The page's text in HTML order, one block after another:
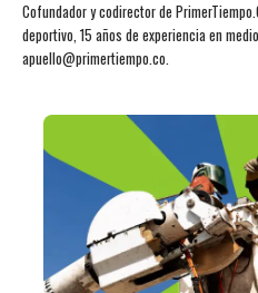
Cofundador y codirector de
deportivo, 15 años de experiencia en
apuello@primertiempo.co.